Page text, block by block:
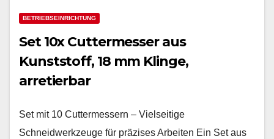
BETRIEBSEINRICHTUNG
Set 10x Cuttermesser aus
Kunststoff, 18 mm Klinge,
arretierbar
Set mit 10 Cuttermessern – Vielseitige
Schneidwerkzeuge für präzises Arbeiten Ein Set aus